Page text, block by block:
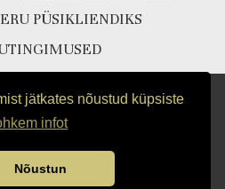
jätkates nõustud küpsiste
infot
Nõustun
PÜSIKLIENDIKS